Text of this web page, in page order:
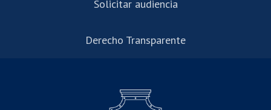
Solicitar audiencia
Derecho Transparente